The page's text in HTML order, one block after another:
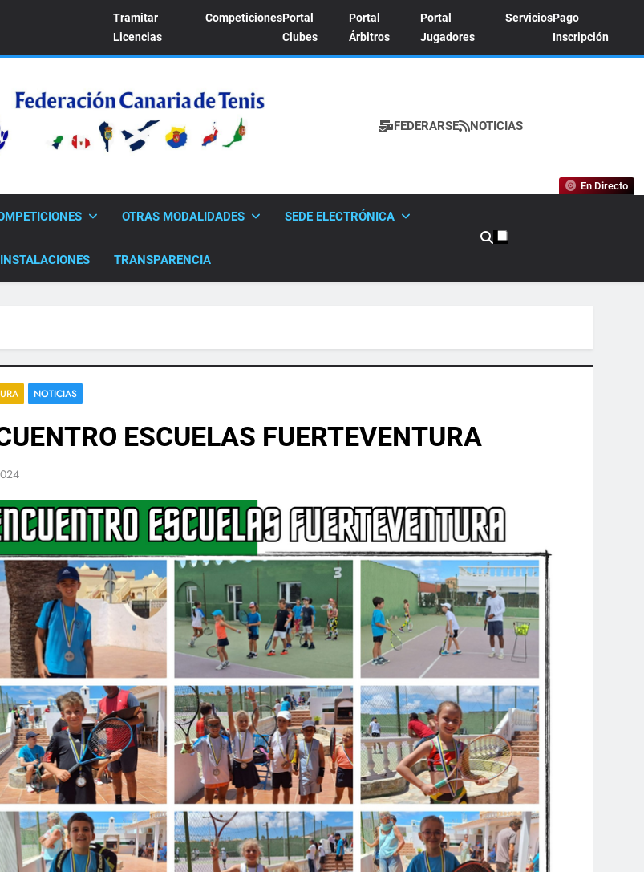
Tramitar
Licencias
CompeticionesPortal
Clubes
Portal
Árbitros
Portal
Jugadores
ServiciosPago
Inscripción
CANARIA DE TENIS
FEDERARSE NOTICIAS
En Directo
OTRAS MODALIDADES SEDE ELECTRÓNICA
INSTALACIONES TRANSPARENCIA
NOTICIAS
ESCUELAS FUERTEVENTURA